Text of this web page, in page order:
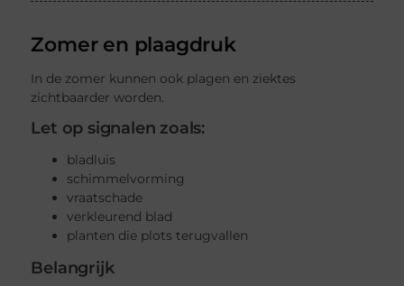
Zomer en plaagdruk
In de zomer kunnen ook plagen en ziektes
zichtbaarder worden.
Let op signalen zoals:
bladluis
schimmelvorming
vraatschade
verkleurend blad
planten die plots terugvallen
Belangrijk